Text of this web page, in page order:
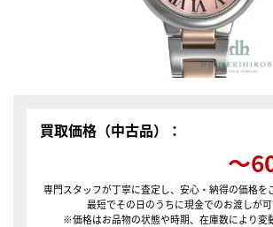
買取価格（中古品）：
〜
専門スタッフが丁寧に査定し、安心・納得の価格を
最短でその日のうちに現金でのお渡しが可
※価格はお品物の状態や時期、在庫数により変